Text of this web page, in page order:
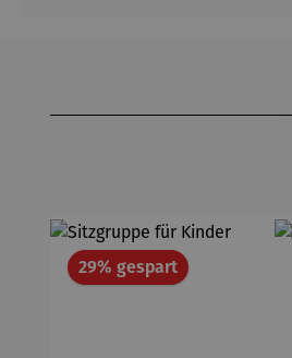
29% gespartRabatt